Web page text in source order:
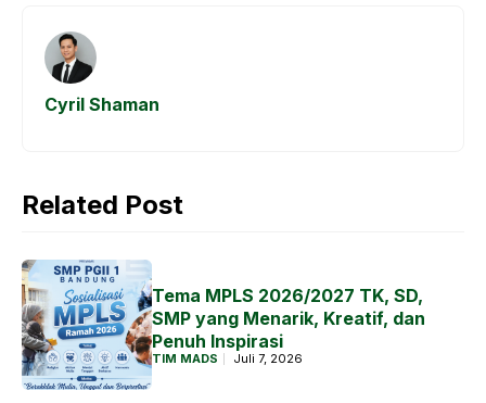
p
p
r
Cyril Shaman
Related Post
Tema MPLS 2026/2027 TK, SD,
SMP yang Menarik, Kreatif, dan
Penuh Inspirasi
TIM MADS Juli 7, 2026